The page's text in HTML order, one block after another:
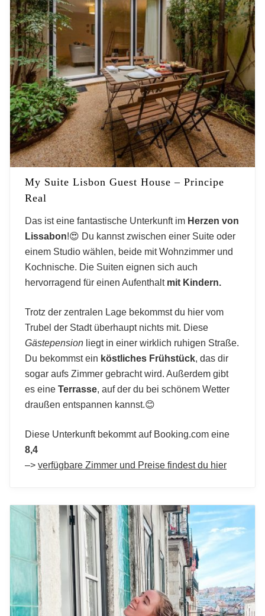
My Suite Lisbon Guest House – Principe
Real
Das ist eine fantastische Unterkunft im Herzen von
Lissabon!😍 Du kannst zwischen einer Suite oder
einem Studio wählen, beide mit Wohnzimmer und
Kochnische. Die Suiten eignen sich auch
hervorragend für einen Aufenthalt mit Kindern.
Trotz der zentralen Lage bekommst du hier vom
Trubel der Stadt überhaupt nichts mit. Diese
Gästepension liegt in einer wirklich ruhigen Straße.
Du bekommst ein köstliches Frühstück, das dir
sogar aufs Zimmer gebracht wird. Außerdem gibt
es eine Terrasse, auf der du bei schönem Wetter
draußen entspannen kannst.😊
Diese Unterkunft bekommt auf Booking.com eine
8,4
–> verfügbare Zimmer und Preise findest du hier